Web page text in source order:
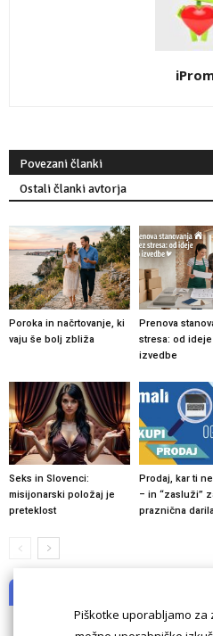
Povezani članki
Ostali članki avtorja
Poroka in načrtovanje, ki
vaju še bolj zbliža
Prenova
stresa: od
izvedbe
Seks in Slovenci:
misijonarski položaj je
preteklost
Prodaj, kar ti
– in “zasluži”
praznična
Piškotke uporabljamo za